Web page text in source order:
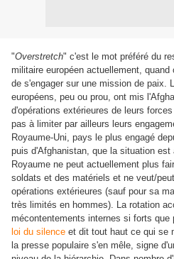
"Overstretch" c'est le mot préféré du
militaire européen actuellement,
de s'engager sur une mission de paix.
européens, peu ou prou, ont mis
d'opérations extérieures de leurs
pas à limiter par ailleurs leurs
Royaume-Uni, pays le plus engagé
puis d'Afghanistan, que la situation
Royaume ne peut actuellement plus
soldats et des matériels et ne veut/
opérations extérieures (sauf pour sa
très limités en hommes). La rotation
mécontentements internes si forts
loi du silence et dit tout haut ce qui se
la presse populaire s'en mêle, signe